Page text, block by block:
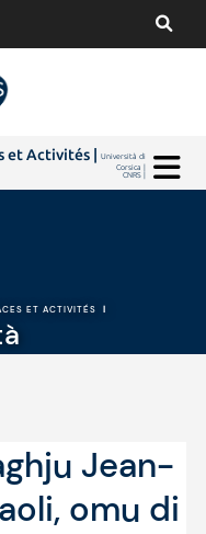
et Activités |Università di
Corsica |
CNRS |
ET ACTIVITÉS |
Jean-
omu di